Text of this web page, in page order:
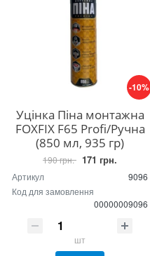
-10%
Уцінка Піна монтажна
FOXFIX F65 Profi/Ручна
(850 мл, 935 гр)
190 грн. 171 грн.
Артикул
9096
Код для замовлення
00000009096
шт